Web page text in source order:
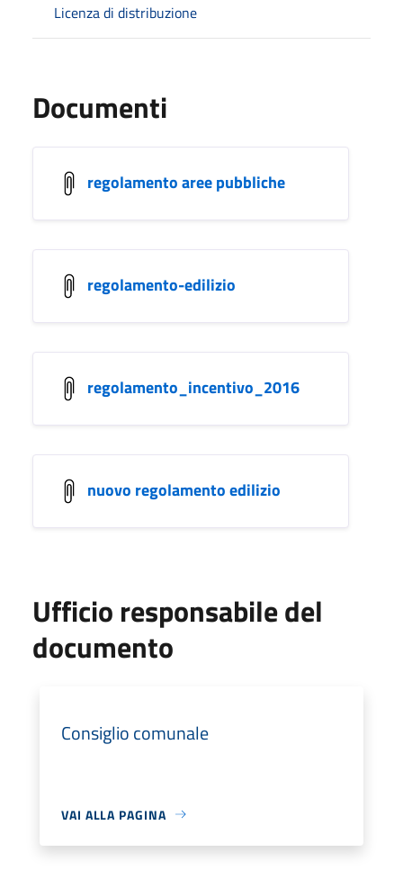
Licenza di distribuzione
Documenti
regolamento aree pubbliche
regolamento-edilizio
regolamento_incentivo_2016
nuovo regolamento edilizio
Ufficio responsabile del
documento
Consiglio comunale
VAI ALLA PAGINA